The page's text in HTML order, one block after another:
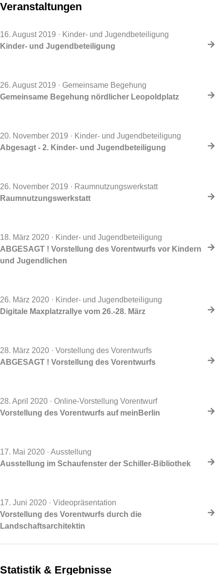
Veranstaltungen
16. August 2019 · Kinder- und Jugendbeteiligung
Kinder- und Jugendbeteiligung
26. August 2019 · Gemeinsame Begehung
Gemeinsame Begehung nördlicher Leopoldplatz
20. November 2019 · Kinder- und Jugendbeteiligung
Abgesagt - 2. Kinder- und Jugendbeteiligung
26. November 2019 · Raumnutzungswerkstatt
Raumnutzungswerkstatt
18. März 2020 · Kinder- und Jugendbeteiligung
ABGESAGT ! Vorstellung des Vorentwurfs vor Kindern
und Jugendlichen
26. März 2020 · Kinder- und Jugendbeteiligung
Digitale Maxplatzrallye vom 26.-28. März
28. März 2020 · Vorstellung des Vorentwurfs
ABGESAGT ! Vorstellung des Vorentwurfs
28. April 2020 · Online-Vorstellung Vorentwurf
Vorstellung des Vorentwurfs auf meinBerlin
17. Mai 2020 · Ausstellung
Ausstellung im Schaufenster der Schiller-Bibliothek
17. Juni 2020 · Videopräsentation
Vorstellung des Vorentwurfs durch die
Landschaftsarchitektin
Statistik & Ergebnisse